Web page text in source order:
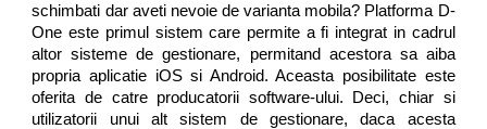
schimbati dar aveti nevoie de varianta mobila? Platforma D-
One este primul sistem care permite a fi integrat in cadrul
altor sisteme de gestionare, permitand acestora sa aiba
propria aplicatie iOS si Android. Aceasta posibilitate este
oferita de catre producatorii software-ului. Deci, chiar si
utilizatorii unui alt sistem de gestionare, daca acesta